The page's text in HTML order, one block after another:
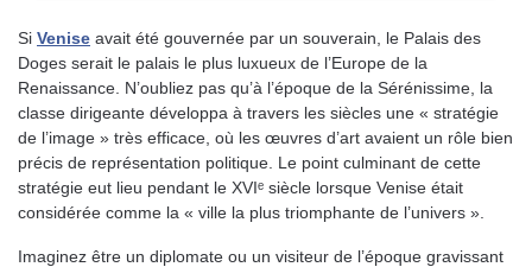
Si Venise avait été gouvernée par un souverain, le Palais des
Doges serait le palais le plus luxueux de l’Europe de la
Renaissance. N’oubliez pas qu’à l’époque de la Sérénissime, la
classe dirigeante développa à travers les siècles une « stratégie
de l’image » très efficace, où les œuvres d’art avaient un rôle bien
précis de représentation politique. Le point culminant de cette
stratégie eut lieu pendant le XVIᵉ siècle lorsque Venise était
considérée comme la « ville la plus triomphante de l’univers ».
Imaginez être un diplomate ou un visiteur de l’époque gravissant